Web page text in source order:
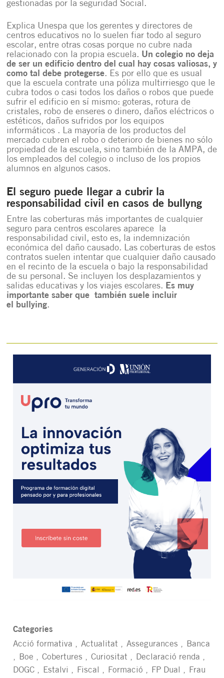
gestionadas por la seguridad Social.
Explica Unespa que los gerentes y directores de
centros educativos no lo suelen fiar todo al seguro
escolar, entre otras cosas porque no cubre nada
relacionado con la propia escuela. Un colegio no deja
de ser un edificio dentro del cual hay cosas valiosas, y
como tal debe protegerse. Es por ello que es usual
que la escuela contrate una póliza multirriesgo que le
cubra todos o casi todos los daños o robos que puede
sufrir el edificio en sí mismo: goteras, rotura de
cristales, robo de enseres o dinero, daños eléctricos o
estéticos, daños sufridos por los equipos
informáticos . La mayoría de los productos del
mercado cubren el robo o deterioro de bienes no sólo
propiedad de la escuela, sino también de la AMPA, de
los empleados del colegio o incluso de los propios
alumnos en algunos casos.
El seguro puede llegar a cubrir la
responsabilidad civil en casos de bullyng
Entre las coberturas más importantes de cualquier
seguro para centros escolares aparece la
responsabilidad civil, esto es, la indemnización
económica del daño causado. Las coberturas de estos
contratos suelen intentar que cualquier daño causado
en el recinto de la escuela o bajo la responsabilidad
de su personal. Se incluyen los desplazamientos y
salidas educativas y los viajes escolares. Es muy
importante saber que también suele incluir
el bullying.
Categories
Acció formativa
Actualitat Assegurances
Banca
Boe
Cobertures Curiositat
Declaració renda
DOGC
Estalvi Fiscal Formació FP Dual
Frau